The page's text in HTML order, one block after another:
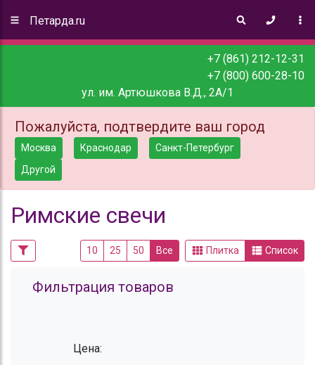
Петарда.ru
+7 (861) 212-12-31
+7 (800) 600-28-10
ул. им. Артюшкова В.Д., 2А/1
Пожалуйста, подтвердите ваш город
Москва Краснодар
Санкт-Петербург
Другой
Римские свечи
10 25 50 Все Плитка Список
Фильтрация товаров
Цена: